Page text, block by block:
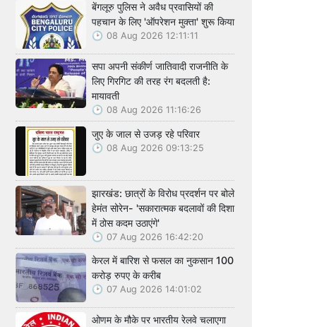
बेंगलूरु पुलिस ने अवैध प्रवासियों की
पहचान के लिए 'ऑपरेशन मुक्ता' शुरू किया
08 Aug 2026 12:11:11
सपा अपनी संकीर्ण जातिवादी राजनीति के
लिए गिरगिट की तरह रंग बदलती है:
मायावती
08 Aug 2026 11:16:26
जुए के जाल से उजड़ रहे परिवार
08 Aug 2026 09:13:25
झारखंड: छात्रों के विरोध प्रदर्शन पर बोले
हेमंत सोरेन- 'सकारात्मक बदलावों की दिशा
में ठोस कदम उठाएंगे'
07 Aug 2026 16:42:20
केरल में बारिश से फसल का नुकसान 100
करोड़ रुपए के करीब
07 Aug 2026 14:01:02
ओणम के मौके पर भारतीय रेलवे चलाएगा